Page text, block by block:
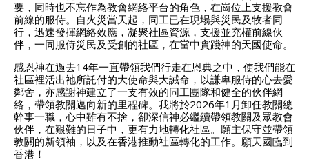
要，同時也不忘作為教會網絡平台的角色，在崗位上支援教會
前線的服侍。自火災當天起，同工已在現場與災民及牧者同
行，迅速發揮網絡效應，凝聚社區資源，支援並充權前線伙
伴，一同服侍災民及受創的社區，在當中實踐神的天國使命。
感恩神在過去14年一直帶領我們行走在恩典之中，使我們能在
社區裡活出祂所託付的大使命與大誡命，以謙卑服侍的心去愛
鄰舍，亦感謝神建立了一支有效的同工團隊和健全的伙伴網
絡，帶領教關邁向新的里程碑。我將於2026年1月卸任教關總
幹事一職，心中雖有不捨，卻深信神必繼續帶領教關及眾教會
伙伴，在艱難的日子中，更有力地轉化社區。願主保守並帶領
教關的新領袖，以及在香港推動社區轉化的工作。願天國臨到
香港！